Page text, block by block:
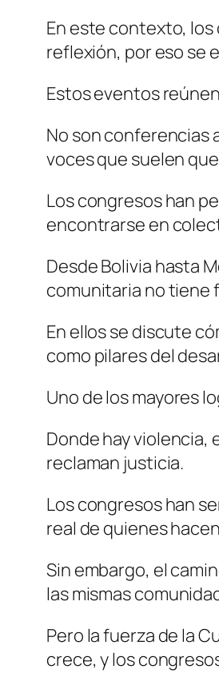
En este contexto,
reflexión, por eso se
Estos eventos
No son conferencias
voces que suelen
Los congresos han
encontrarse en
Desde Bolivia hasta
comunitaria no tiene
En ellos se discute
como pilares del
Uno de los mayores
Donde hay violencia,
reclaman justicia.
Los congresos han
real de quienes
Sin embargo, el
las mismas
Pero la fuerza de la
crece, y los